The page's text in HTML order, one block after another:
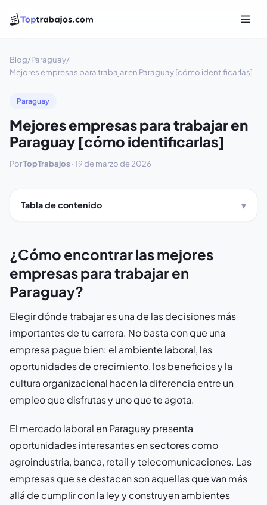
Blog/Paraguay/
Mejores empresas para trabajar en Paraguay [cómo identificarlas]
Paraguay
Mejores empresas para trabajar en
Paraguay [cómo identificarlas]
PorTopTrabajos ·19 de marzo de 2026
Tabla de contenido
¿Cómo encontrar las mejores
empresas para trabajar en
Paraguay?
Elegir dónde trabajar es una de las decisiones más
importantes de tu carrera. No basta con que una
empresa pague bien: el ambiente laboral, las
oportunidades de crecimiento, los beneficios y la
cultura organizacional hacen la diferencia entre un
empleo que disfrutas y uno que te agota.
El mercado laboral en Paraguay presenta
oportunidades interesantes en sectores como
agroindustria, banca, retail y telecomunicaciones. Las
empresas que se destacan son aquellas que van más
allá de cumplir con la ley y construyen ambientes